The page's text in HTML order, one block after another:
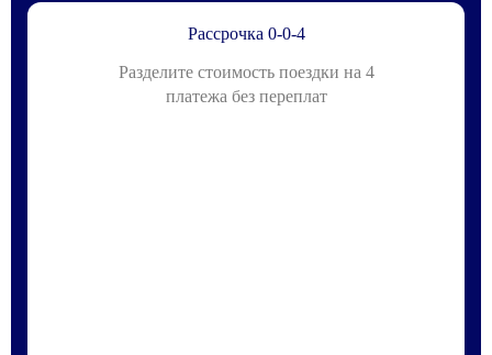
Рассрочка 0-0-4
Разделите стоимость поездки на 4
платежа без переплат